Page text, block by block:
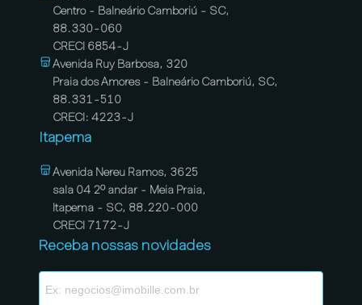
Centro - Balneário Camboriú - SC,
88.330-060
CRECI 6854-J
Avenida Ruy Barbosa, 320
Praia dos Amores - Balneário Camboriú, SC,
88.331-510
CRECI: 4223-J
Itapema
Avenida Nereu Ramos, 3625
sala 04 2º andar - Meia Praia,
Itapema - SC, 88.220-000
CRECI 7172-J
Receba nossas novidades